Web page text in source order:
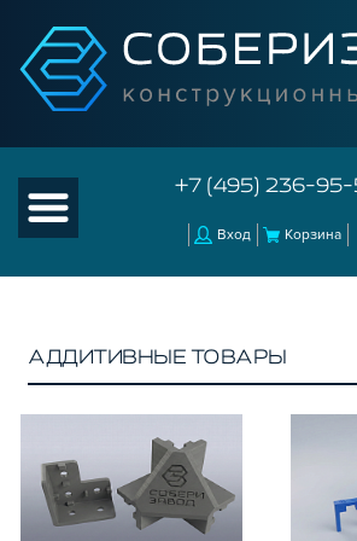
+7 (495) 236-95-
Вход Корзина
КОМПЛЕКТУЮЩИЕ К ЧПУ
АКСЕССУАРЫ ДЛЯ V-ПАЗА
СОЕДИНИТЕЛЬНЫЕ ПЛАСТИНЫ
АДДИТИВНЫЕ ТОВАРЫ